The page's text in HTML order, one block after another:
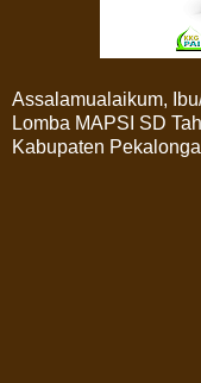
Assalamualaikum,
Lomba MAPSI SD
Kabupaten